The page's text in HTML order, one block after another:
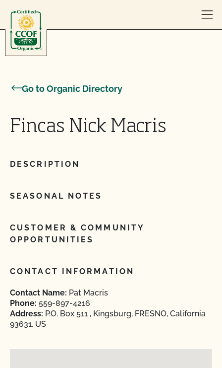
Go to Organic Directory
Fincas Nick Macris
DESCRIPTION
SEASONAL NOTES
CUSTOMER & COMMUNITY
OPPORTUNITIES
CONTACT INFORMATION
Contact Name: Pat Macris
Phone: 559-897-4216
Address: P.O. Box 511 , Kingsburg, FRESNO, California
93631, US